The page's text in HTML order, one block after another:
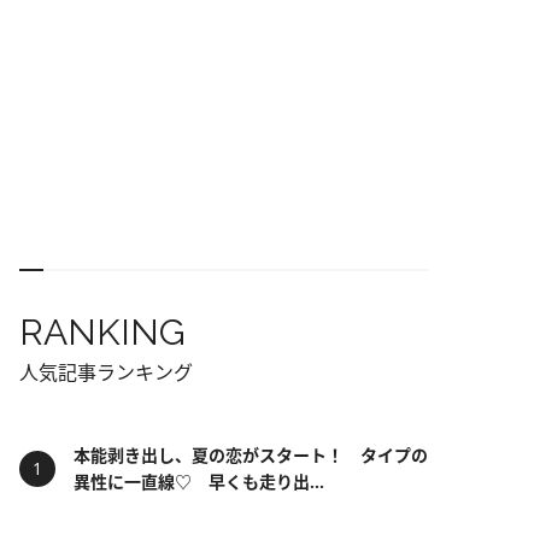
RANKING
人気記事ランキング
本能剥き出し、夏の恋がスタート！ タイプの
異性に一直線♡ 早くも走り出...